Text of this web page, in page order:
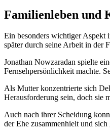
Familienleben und
Ein besonders wichtiger Aspekt
später durch seine Arbeit in der
Jonathan Nowzaradan spielte
Fernsehpersönlichkeit machte.
Als Mutter konzentrierte sich
Herausforderung sein, doch sie
Auch nach ihrer Scheidung
der Ehe zusammenhielt und sich